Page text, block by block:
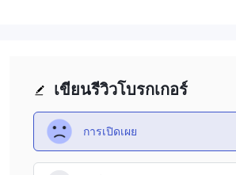
รายงานผู้ใช้เกี่ยวกับการฉ้อโกงและการดำเนิน
ใช้รายงานการฉ้อโกงเงินทุนและการดำเนินง
พนักงานของแพลตฟอร์มนั้นถูกบอกว่าไม่มีความ
ตลาดเงินตราต่างประเทศและไม่สามารถให้คำ
เขียนรีวิวโบรกเกอร์
การเปิดเผย